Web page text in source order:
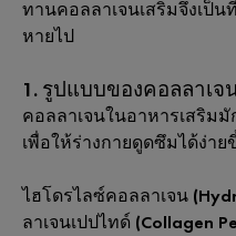
ทานคอลลาเจนเสริมจึงเป็
หายไป
1. รูปแบบของคอลลาเ
คอลลาเจนในอาหารเสริม
เพื่อให้ร่างกายดูดซึมได้ง่า
ไฮโดรไลซ์คอลลาเจน
ลาเจนเปปไทด์ (Collagen